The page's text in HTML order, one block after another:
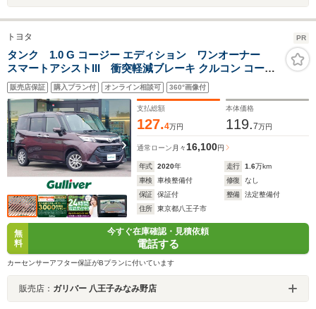
トヨタ PR
タンク 1.0 G コージー エディション ワンオーナー
スマートアシストIII 衝突軽減ブレーキ クルコン コーナ
ーセンサー 純正ナビ フルセグTV バックカメラ ETC ドラ
レコ 両側電動スライドドア 純正フロアマット シートバッ
クテーブル アルミホイール
販売店保証 購入プラン付 オンライン相談可 360°画像付
支払総額
127.4万円
本体価格
119.7万円
通常ローン 月々16,100円
年式 2020年 走行 1.6万km
車検
車検整備付 修復
なし
保証
保証付 整備
法定整備付
住所
東京都八王子市
無
料
今すぐ在庫確認・見積依頼
電話する
カーセンサーアフター保証がBプランに付いています
販売店： ガリバー 八王子みなみ野店